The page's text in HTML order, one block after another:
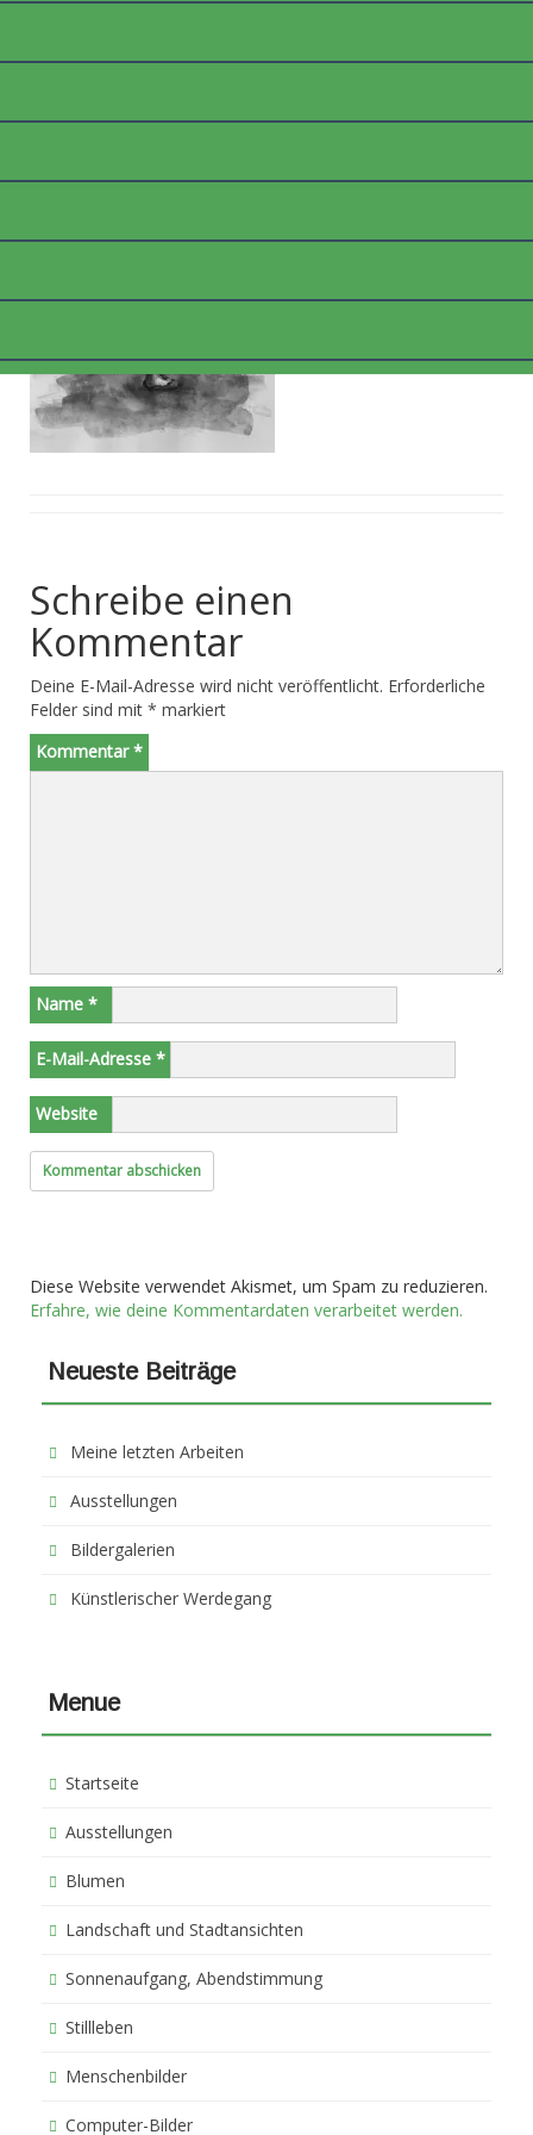
P1040518_WEB
Schreibe einen
Kommentar
Deine E-Mail-Adresse wird nicht veröffentlicht. Erforderliche
Felder sind mit * markiert
Kommentar*
Name *
E-Mail-Adresse *
Website
Diese Website verwendet Akismet, um Spam zu reduzieren.
Erfahre, wie deine Kommentardaten verarbeitet werden.
Neueste Beiträge
Meine letzten Arbeiten
Ausstellungen
Bildergalerien
Künstlerischer Werdegang
Menue
Startseite
Ausstellungen
Blumen
Landschaft und Stadtansichten
Sonnenaufgang, Abendstimmung
Stillleben
Menschenbilder
Computer-Bilder